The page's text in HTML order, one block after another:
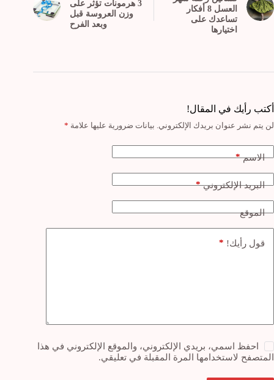
العسل 8 أفكار
تساعدك على
اختيارها
3 هرمونات تؤثر على
وزن العروسة قبل
وبعد الفرح
أكتب رأيك في المقال!
لن يتم نشر عنوان بريدك الإلكتروني. بيانات ضرورية عليها علامة *
الاسم*
البريد الإلكتروني*
الموقع
قول رأيك! *
احفظ اسمي، بريدي الإلكتروني، والموقع الإلكتروني في هذا
المتصفح لاستخدامها المرة المقبلة في تعليقي.